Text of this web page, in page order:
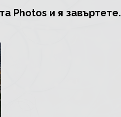
Photos и я завъртете.